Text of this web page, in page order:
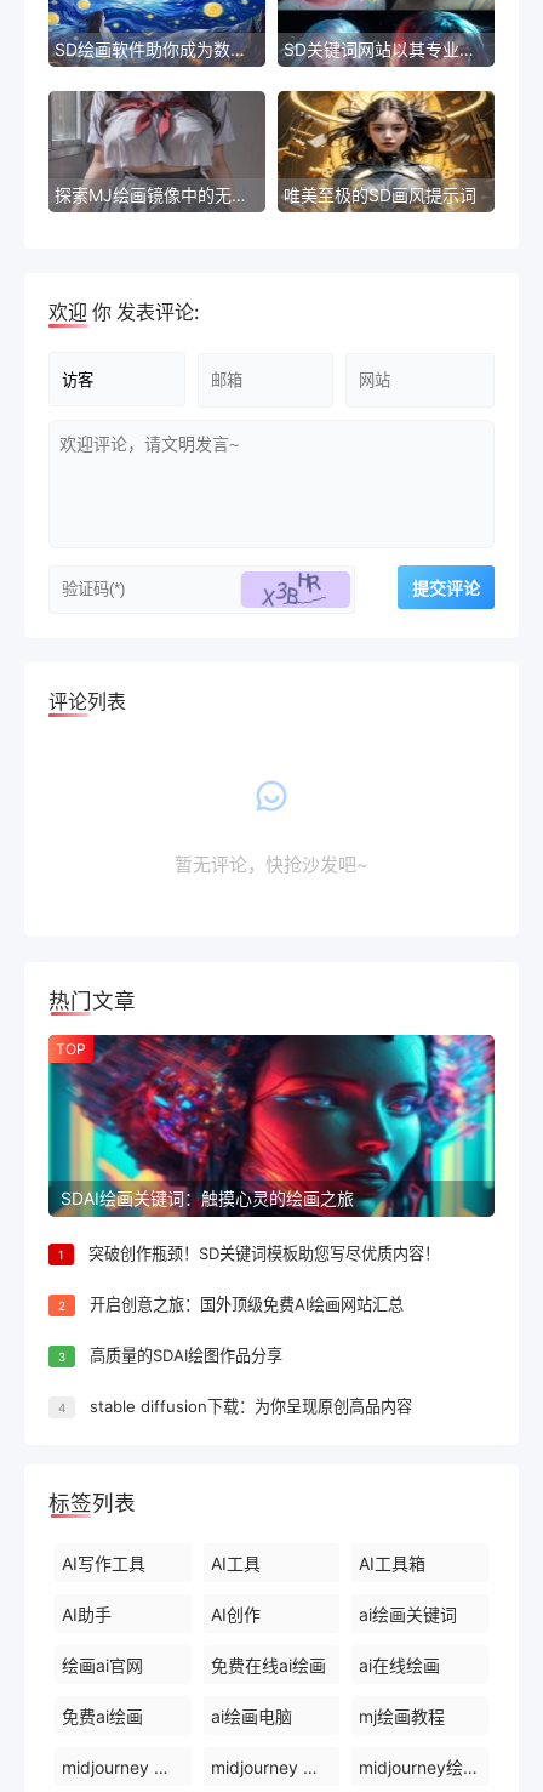
SD绘画软件助你成为数字艺术的大师 SD关键词网站以其专业性和高效性而被广泛使用
探索MJ绘画镜像中的无穷想象力 唯美至极的SD画风提示词
欢迎 你 发表评论:
评论列表
暂无评论，快抢沙发吧~
热门文章
TOP
SDAI绘画关键词：触摸心灵的绘画之旅
1 突破创作瓶颈！SD关键词模板助您写尽优质内容！
2 开启创意之旅：国外顶级免费AI绘画网站汇总
3 高质量的SDAI绘图作品分享
4 stable diffusion下载：为你呈现原创高品内容
标签列表
AI写作工具 AI工具 AI工具箱
AI助手 AI创作 ai绘画关键词
绘画ai官网 免费在线ai绘画 ai在线绘画
免费ai绘画 ai绘画电脑 mj绘画教程
midjourney 中文网 midjourney 国内版 midjourney绘画比赛